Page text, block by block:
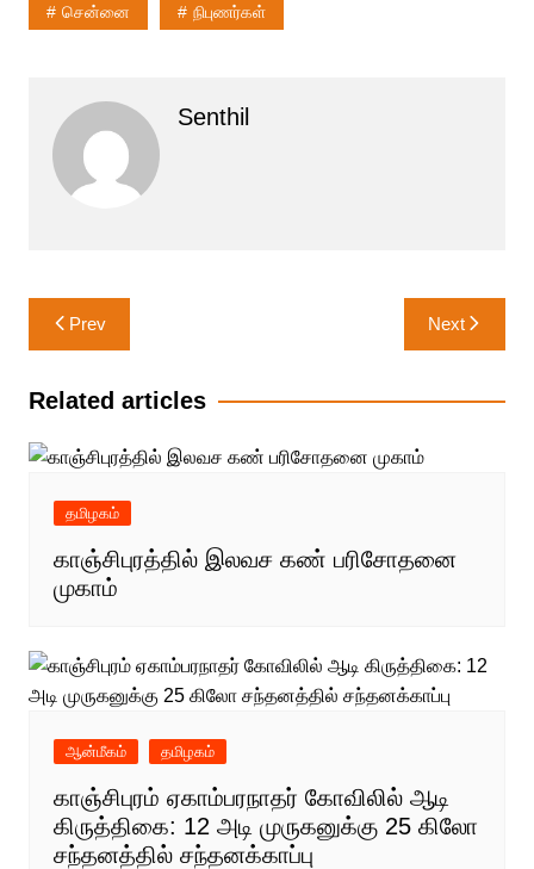
சென்னை நிபுணர்கள்
Senthil
Post
navigation
Prev Next
Related articles
தமிழகம்
காஞ்சிபுரத்தில் இலவச கண் பரிசோதனை
முகாம்
ஆன்மீகம் தமிழகம்
காஞ்சிபுரம் ஏகாம்பரநாதர் கோவிலில் ஆடி
கிருத்திகை: 12 அடி முருகனுக்கு 25 கிலோ
சந்தனத்தில் சந்தனக்காப்பு